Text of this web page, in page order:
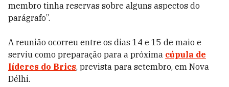
membro tinha reservas sobre alguns aspectos do
parágrafo”.
A reunião ocorreu entre os dias 14 e 15 de maio e
serviu como preparação para a próxima cúpula de
líderes do Brics, prevista para setembro, em Nova
Délhi.